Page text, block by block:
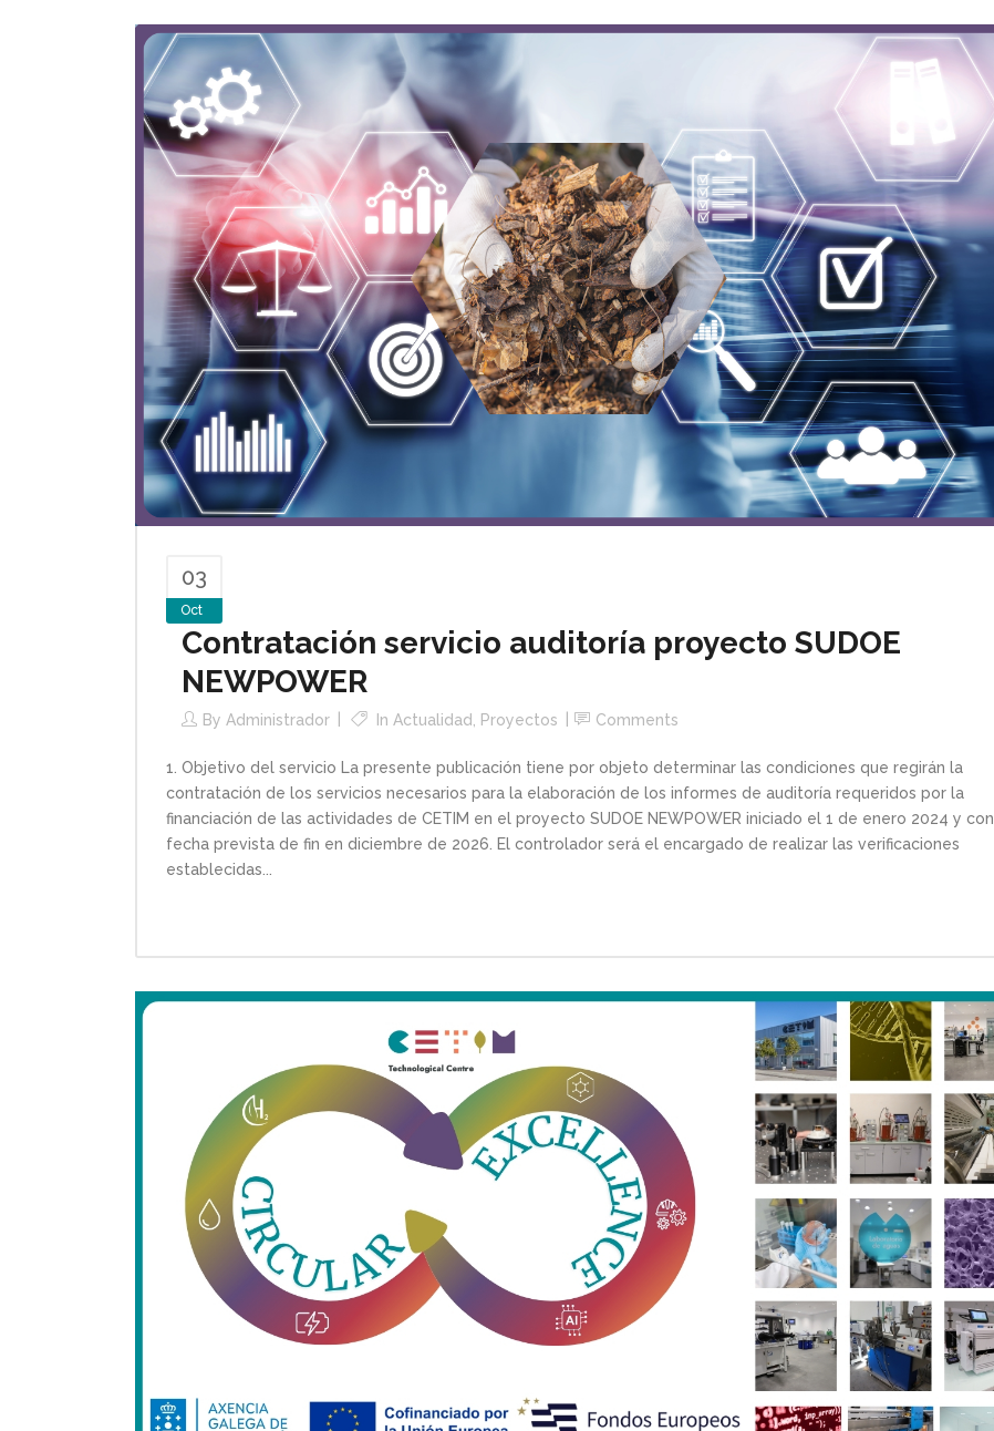
03
Oct
Contratación servicio auditoría proyecto SUDOE
NEWPOWER
By Administrador In Actualidad Proyectos Comments
1. Objetivo del servicio La presente publicación tiene por objeto determinar las condiciones que regirán la
contratación de los servicios necesarios para la elaboración de los informes de auditoría requeridos por la
financiación de las actividades de CETIM en el proyecto SUDOE NEWPOWER iniciado el 1 de enero 2024 y con
fecha prevista de fin en diciembre de 2026. El controlador será el encargado de realizar las verificaciones
establecidas...